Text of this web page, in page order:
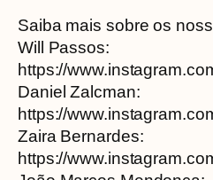
Saiba mais sobre os
Will Passos:
https://
Daniel Zalcman:
https://
Zaira Bernardes:
https://